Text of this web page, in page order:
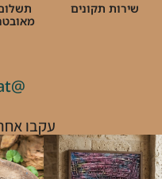
שירות תקונים
@asif.zefat
עקבו